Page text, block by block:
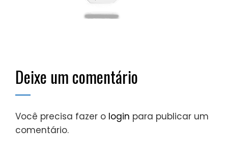
Deixe um comentário
Você precisa fazer o login para publicar um
comentário.